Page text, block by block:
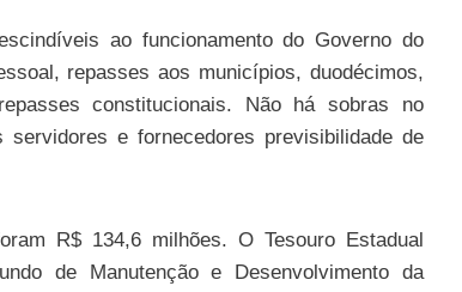
ao funcionamento do Governo do
repasses aos municípios, duodécimos,
constitucionais. Não há sobras no
e fornecedores previsibilidade de
R$ 134,6 milhões. O Tesouro Estadual
de Manutenção e Desenvolvimento da